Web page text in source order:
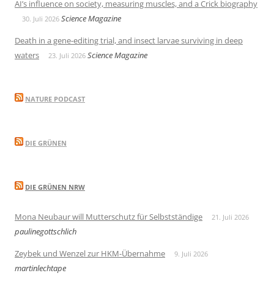
AI’s influence on society, measuring muscles, and a Crick biography
30. Juli 2026 Science Magazine
Death in a gene-editing trial, and insect larvae surviving in deep
waters
23. Juli 2026 Science Magazine
NATURE PODCAST
DIE GRÜNEN
DIE GRÜNEN NRW
Mona Neubaur will Mutterschutz für Selbstständige 21. Juli 2026
paulinegottschlich
Zeybek und Wenzel zur HKM-Übernahme
9. Juli 2026
martinlechtape